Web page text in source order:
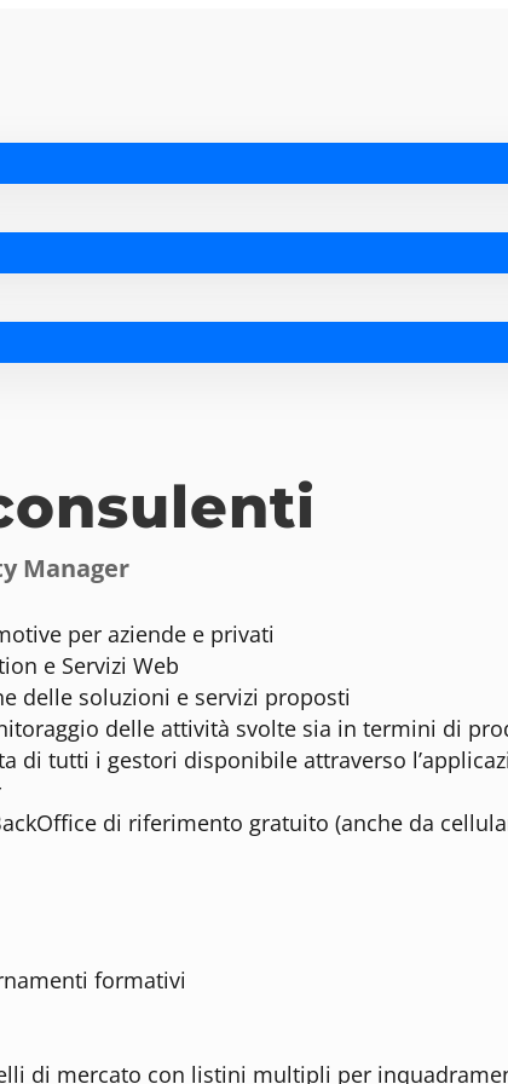
Manager
per aziende e privati
e Servizi Web
delle soluzioni e servizi proposti
delle attività svolte sia in termini di
di tutti i gestori disponibile attraverso
di riferimento gratuito (anche da
formativi
di mercato con listini multipli per